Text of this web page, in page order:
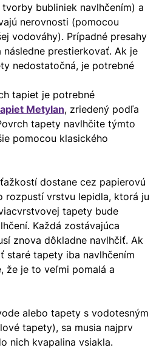
bubliniek navlhčením) a
nerovnosti (pomocou
vodováhy). Prípadné presahy
prestierkovať. Ak je
nedostatočná, je potrebné
tapiet je potrebné
Metylan, zriedený podľa
tapety navlhčite týmto
pomocou klasického
dostane cez papierovú
rozpustí vrstvu lepidla, ktorá ju
tapety bude
Každá zostávajúca
znova dôkladne navlhčiť. Ak
staré tapety iba navlhčením
že je to veľmi pomalá a
alebo tapety s vodotesným
tapety), sa musia najprv
nich kvapalina vsiakla.